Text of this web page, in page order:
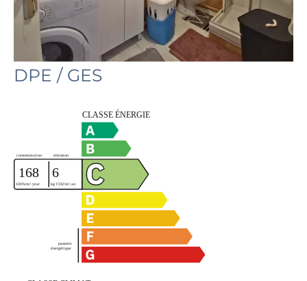
DPE / GES